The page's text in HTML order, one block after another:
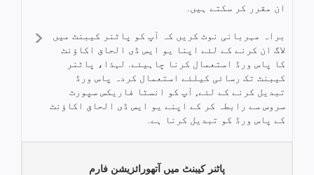
ان مقرر کر سکتے ہیں.
براہ مہربانی نوٹ کریں کہ آپ کو پاٹنر کیبنٹ میں
لاگ ان کرنے کے لئے اپنا یو ایس ڈی الحاق اکاؤنٹ
کا پاس ورڈ استعمال کرنا چاہیئے. لہذا، پاٹنر
کیبنٹ تک رسائی کیلئے استعمال کردہ پاس ورڈ
تبدیل کرنے کے لئے, آپ کو انسٹا فاریکس سپورٹ
سروس سے رابطہ کر کے اپنے یو ایس ڈی الحاق اکاؤنٹ
کے پاس ورڈ کو تبدیل کرنا ہے.
پاٹنر کیبنٹ میں آتھورائزیشن فارم